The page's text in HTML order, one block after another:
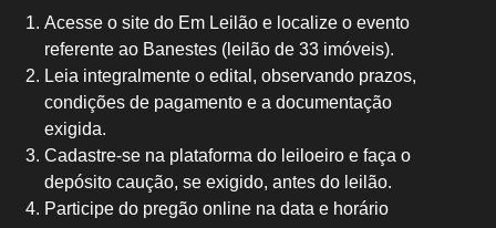
Acesse o site do Em Leilão e localize o evento
referente ao Banestes (leilão de 33 imóveis).
Leia integralmente o edital, observando prazos,
condições de pagamento e a documentação
exigida.
Cadastre-se na plataforma do leiloeiro e faça o
depósito caução, se exigido, antes do leilão.
Participe do pregão online na data e horário